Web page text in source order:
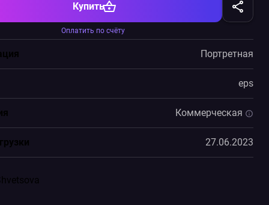
Купить
Оплатить по счёту
Портретная
eps
Коммерческая
27.06.2023